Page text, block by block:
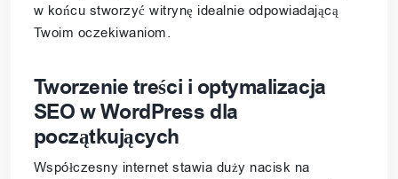
w końcu stworzyć witrynę idealnie odpowiadającą
Twoim oczekiwaniom.
Tworzenie treści i optymalizacja
SEO w WordPress dla
początkujących
Współczesny internet stawia duży nacisk na